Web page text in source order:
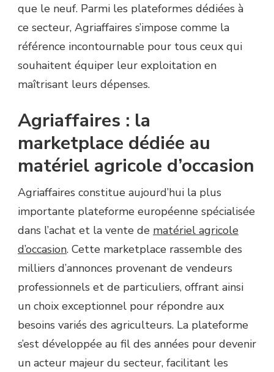
que le neuf. Parmi les plateformes dédiées à
ce secteur, Agriaffaires s’impose comme la
référence incontournable pour tous ceux qui
souhaitent équiper leur exploitation en
maîtrisant leurs dépenses.
Agriaffaires : la
marketplace dédiée au
matériel agricole d’occasion
Agriaffaires constitue aujourd’hui la plus
importante plateforme européenne spécialisée
dans l’achat et la vente de matériel agricole
d’occasion. Cette marketplace rassemble des
milliers d’annonces provenant de vendeurs
professionnels et de particuliers, offrant ainsi
un choix exceptionnel pour répondre aux
besoins variés des agriculteurs. La plateforme
s’est développée au fil des années pour devenir
un acteur majeur du secteur, facilitant les